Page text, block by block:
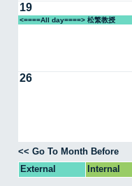
19
<====All day====> 松繁教授
26
<< Go To Month Before
External
Internal